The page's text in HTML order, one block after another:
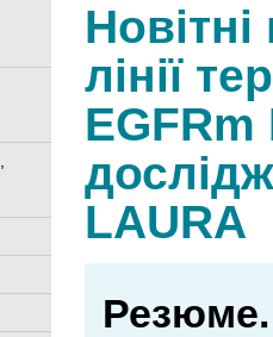
лінії
LAURA
Резюме.